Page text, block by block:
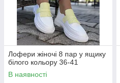
Лофери жіночі 8 пар у ящику
білого кольору 36-41
В наявності